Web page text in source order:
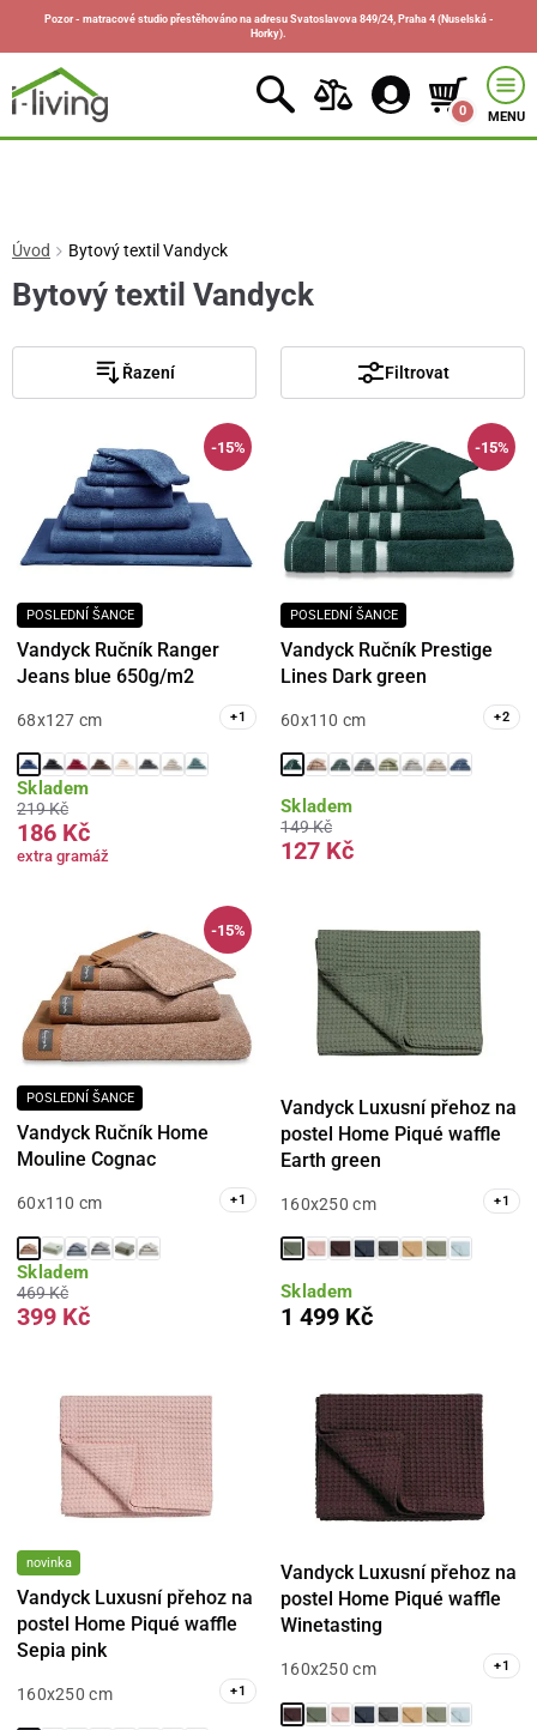
Pozor - matracové studio přestěhováno na adresu Svatoslavova 849/24, Praha 4 (Nuselská -
Horky).
0 MENU
Úvod Bytový textil Vandyck
Bytový textil Vandyck
Řazení Filtrovat
-15%
POSLEDNÍ ŠANCE
Vandyck Ručník Ranger
Jeans blue 650g/m2
68x127 cm +1
Skladem
219 Kč
186 Kč
extra gramáž
-15%
POSLEDNÍ ŠANCE
Vandyck Ručník Prestige
Lines Dark green
60x110 cm +2
Skladem
149 Kč
127 Kč
-15%
POSLEDNÍ ŠANCE
Vandyck Ručník Home
Mouline Cognac
60x110 cm +1
Skladem
469 Kč
399 Kč
Vandyck Luxusní přehoz na
postel Home Piqué waffle
Earth green
160x250 cm +1
Skladem
1 499 Kč
novinka
Vandyck Luxusní přehoz na
postel Home Piqué waffle
Sepia pink
160x250 cm +1
Vandyck Luxusní přehoz na
postel Home Piqué waffle
Winetasting
160x250 cm +1